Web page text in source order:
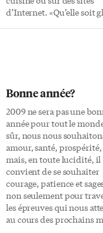
d’Internet. «Qu’elle soit
pistache, bûche de Noël
au champagne, bûche
couleurs, bûche au
aux marrons, etc. De
réjouir les palais
gourmets […]
Bonne année?
2009 ne sera pas une
année pour tout le
sûr, nous nous
amour, santé, prospérité,
mais, en toute lucidité, il
convient de se souhaiter
courage, patience et
non seulement pour
les épreuves qui nous
au cours des prochains